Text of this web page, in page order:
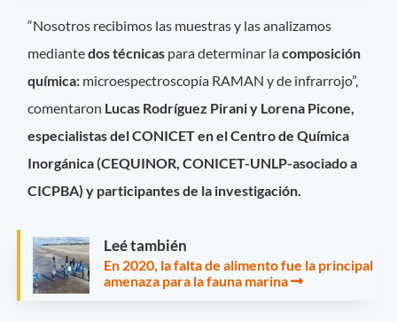
“Nosotros recibimos las muestras y las analizamos
mediantedos técnicas para determinar lacomposición
química: microespectroscopía RAMAN y de infrarrojo”,
comentaron Lucas Rodríguez Pirani y Lorena Picone,
especialistas del CONICET en el Centro de Química
Inorgánica (CEQUINOR, CONICET-UNLP-asociado a
CICPBA) y participantes de la investigación.
Leé también
En 2020, la falta de alimento fue la principal
amenaza para la fauna marina